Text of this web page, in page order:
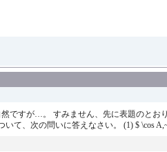
ですが…。 すみません、先に表題のとお
いて、次の問いに答えなさい。 (1) $ \cos